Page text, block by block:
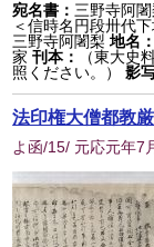
宛名書： 三野寺阿
＜信時名円段卅代
三野寺阿闍梨 地名：
家 刊本：
（東大史
照ください。）
影
法印権大僧都教
よ函/15/ 元応元年7